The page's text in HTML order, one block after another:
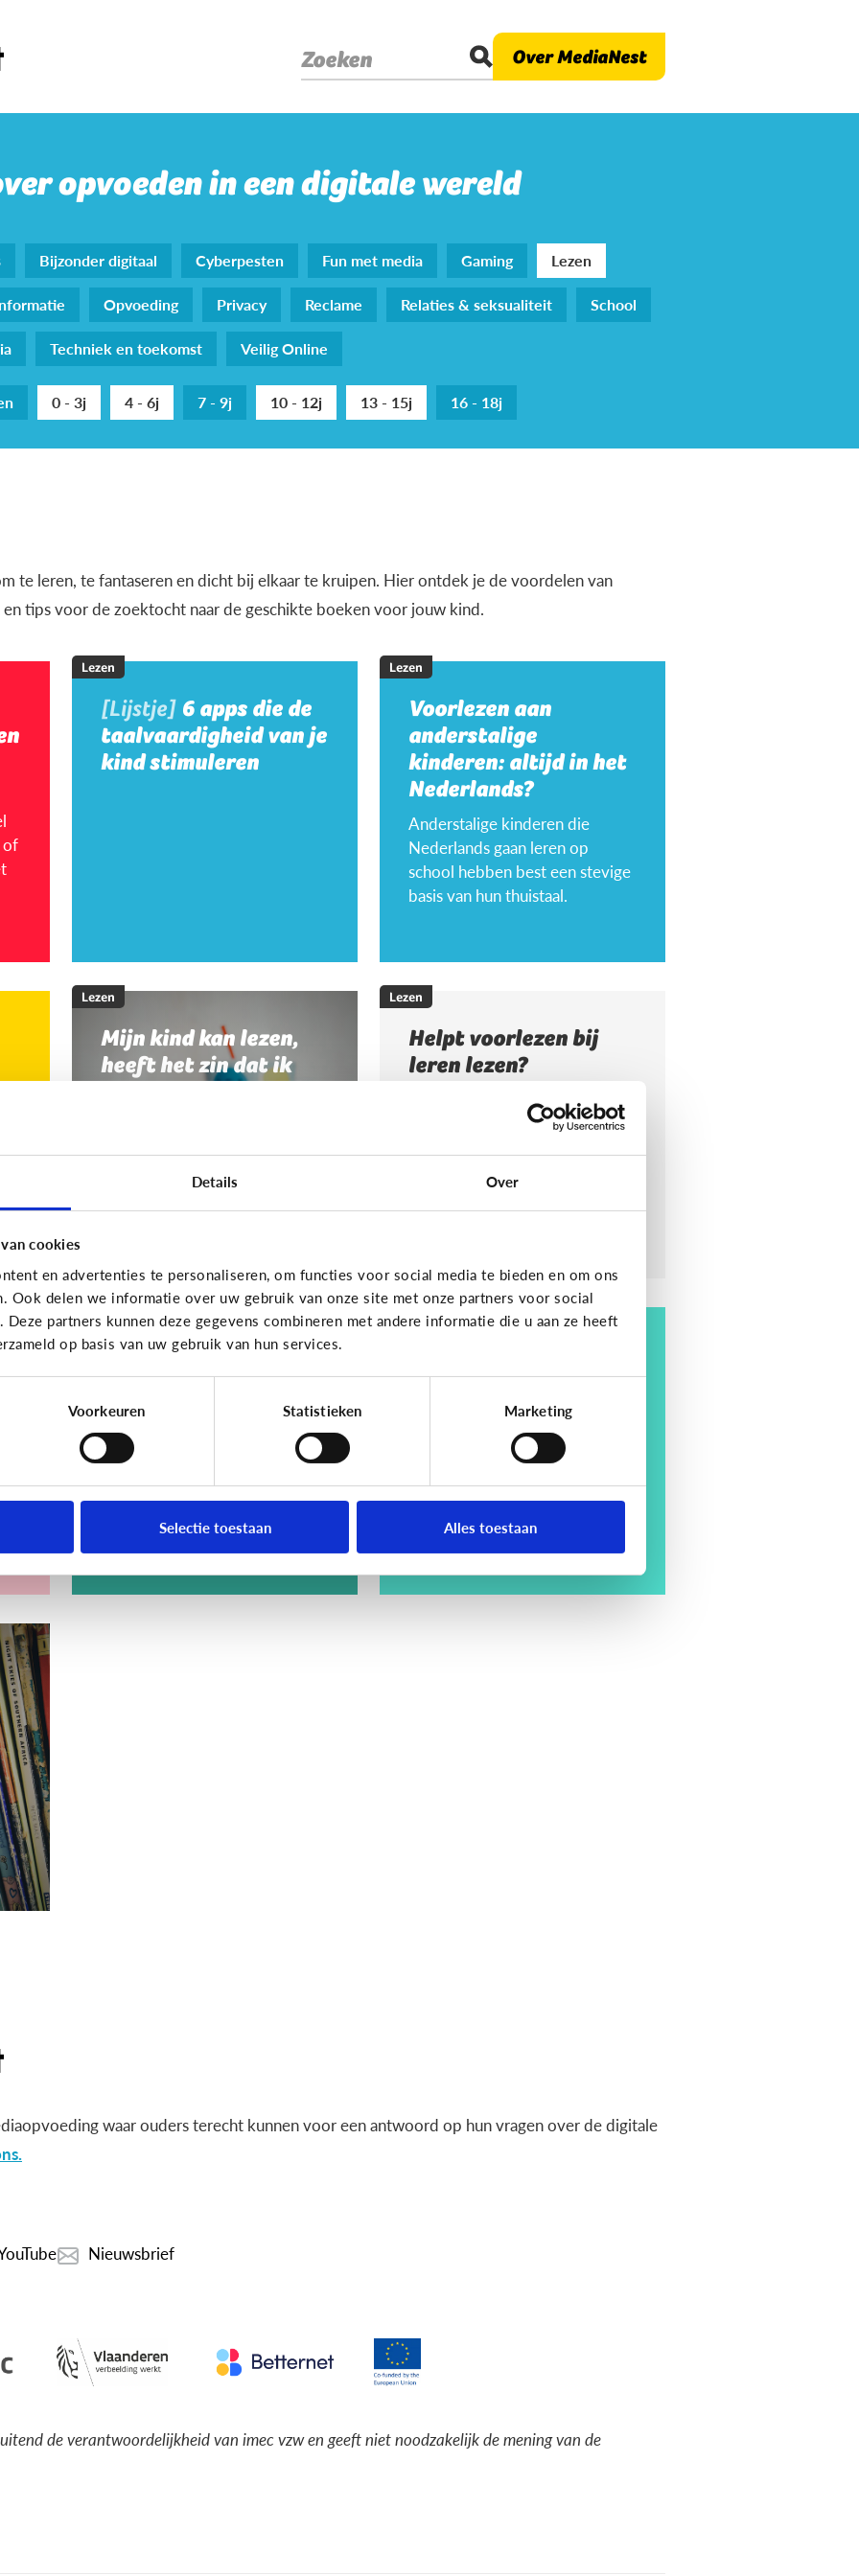
Details Over
cookies
en advertenties te personaliseren, om functies voor social media te bieden en om ons
Ook delen we informatie over uw gebruik van onze site met onze partners voor social
Deze partners kunnen deze gegevens combineren met andere informatie die u aan ze heeft
op basis van uw gebruik van hun services.
Voorkeuren Statistieken Marketing
Selectie toestaan Alles toestaan
Zoeken Over MediaNest
opvoeden in een digitale wereld
Bijzonder digitaal Cyberpesten Fun met media Gaming
Lezen
Opvoeding Privacy Reclame Relaties & seksualiteit
School
Techniek en toekomst Veilig Online
0 - 3j 4 - 6j 7 - 9j 10 - 12j 13 - 15j 16 - 18j
te leren, te fantaseren en dicht bij elkaar te kruipen. Hier ontdek je de voordelen van
tips voor de zoektocht naar de geschikte boeken voor jouw kind.
of
Lezen
[Lijstje] 6 apps die de
taalvaardigheid van je
kind stimuleren
Lezen
Voorlezen aan
anderstalige
kinderen: altijd in het
Nederlands?
Anderstalige kinderen die
Nederlands gaan leren op
school hebben best een stevige
basis van hun thuistaal.
Lezen
Mijn kind kan lezen,
heeft het zin dat ik
Lezen
Helpt voorlezen bij
leren lezen?
Voorlezen aan jonge kinderen
zorgt ervoor dat ze makkelijker
voor hen makkelijker?
Lezen
Wat is digitaal
voorlezen?
Hoe werkt het?
Lezen
voorlezen
Ontdek ze hier
waar ouders terecht kunnen voor een antwoord op hun vragen over de digitale
Nieuwsbrief
de verantwoordelijkheid van imec vzw en geeft niet noodzakelijk de mening van de